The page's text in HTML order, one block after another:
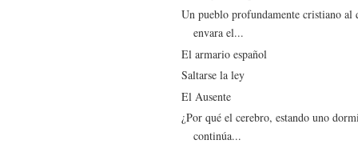
Un pueblo profundamente cristiano al
envara el...
El armario español
Saltarse la ley
El Ausente
¿Por qué el cerebro, estando uno
continúa...